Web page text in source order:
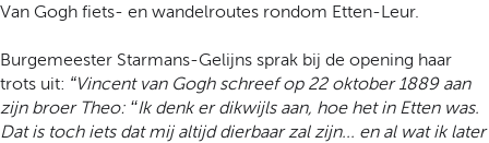
Van Gogh fiets- en wandelroutes rondom Etten-Leur.
Burgemeester Starmans-Gelijns sprak bij de opening haar
trots uit: “Vincent van Gogh schreef op 22 oktober 1889 aan
zijn broer Theo: ‘‘Ik denk er dikwijls aan, hoe het in Etten was.
Dat is toch iets dat mij altijd dierbaar zal zijn... en al wat ik later